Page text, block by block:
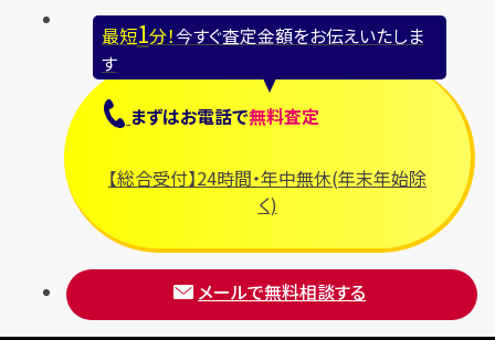
最短1分！今すぐ査定金額をお伝えいたしま
す
まずはお電話で無料査定
【総合受付】24時間・年中無休(年末年始除
く)
メールで無料相談する